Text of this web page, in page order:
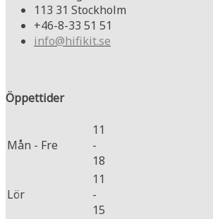
113 31 Stockholm
+46-8-33 51 51
info@hifikit.se
Öppettider
Mån - Fre
11
-
18
Lör
11
-
15